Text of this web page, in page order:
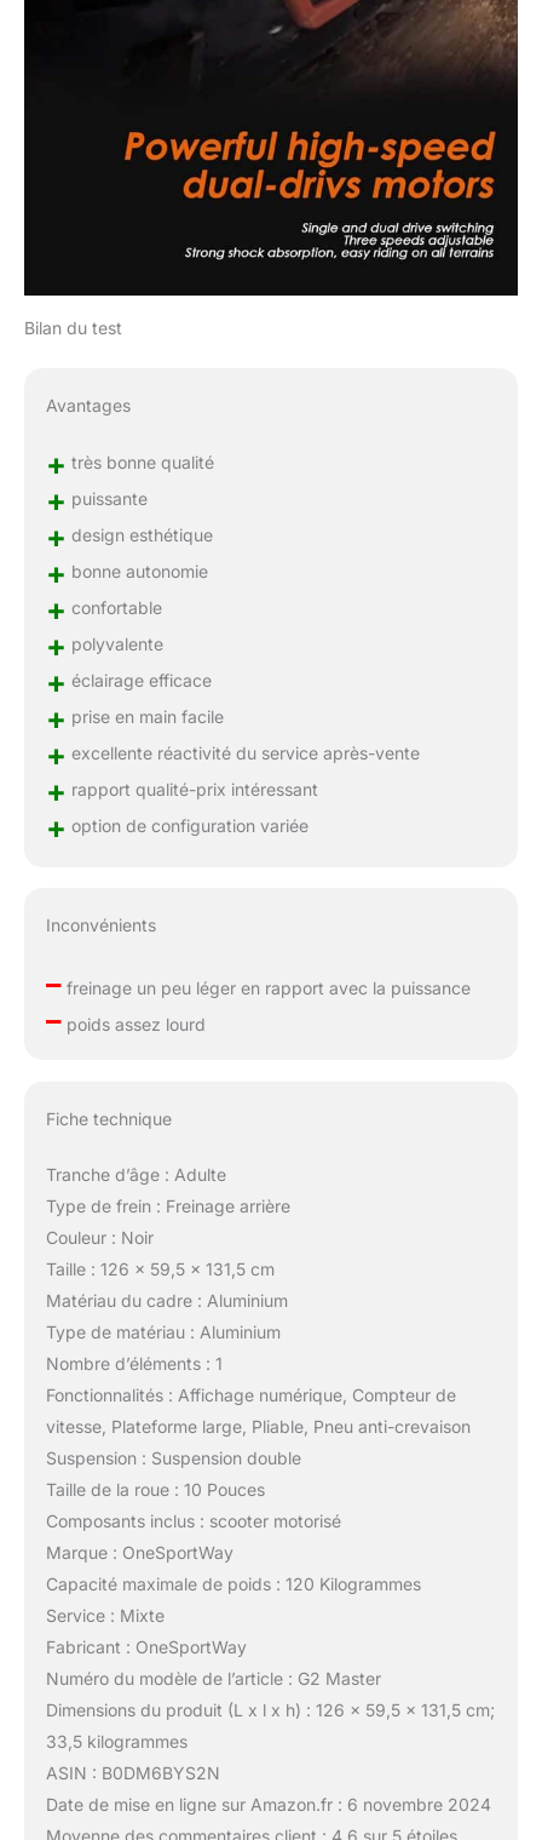
Bilan du test
Avantages
+ très bonne qualité
+ puissante
+ design esthétique
+ bonne autonomie
+ confortable
+ polyvalente
+ éclairage efficace
+ prise en main facile
+ excellente réactivité du service après-vente
+ rapport qualité-prix intéressant
+ option de configuration variée
Inconvénients
–freinage un peu léger en rapport avec la puissance
–poids assez lourd
Fiche technique
Tranche d’âge : Adulte
Type de frein : Freinage arrière
Couleur : Noir
Taille : 126 x 59,5 x 131,5 cm
Matériau du cadre : Aluminium
Type de matériau : Aluminium
Nombre d’éléments : 1
Fonctionnalités : Affichage numérique, Compteur de
vitesse, Plateforme large, Pliable, Pneu anti-crevaison
Suspension : Suspension double
Taille de la roue : 10 Pouces
Composants inclus : scooter motorisé
Marque : OneSportWay
Capacité maximale de poids : 120 Kilogrammes
Service : Mixte
Fabricant : OneSportWay
Numéro du modèle de l’article : G2 Master
Dimensions du produit (L x l x h) : 126 x 59,5 x 131,5 cm;
33,5 kilogrammes
ASIN : B0DM6BYS2N
Date de mise en ligne sur Amazon.fr : 6 novembre 2024
Moyenne des commentaires client : 4,6 sur 5 étoiles